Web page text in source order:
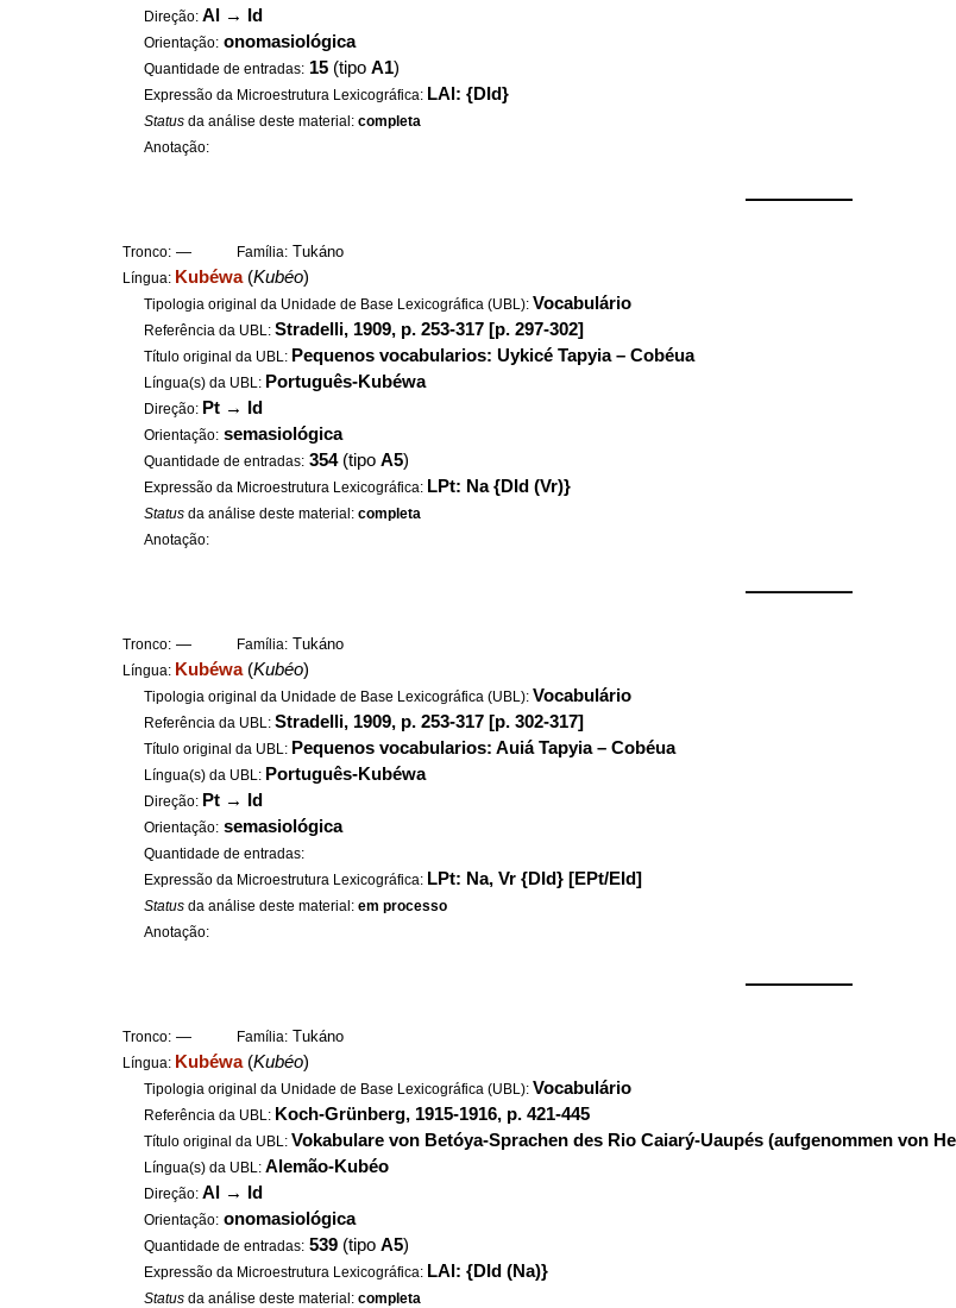
Direção:Al → Id
Orientação: onomasiológica
Quantidade de entradas: 15 (tipoA1)
Expressão da Microestrutura Lexicográfica: LAl: {DId}
Status da análise deste material:completa
Anotação:
——————
Tronco:— Família:Tukáno
Língua: Kubéwa(Kubéo)
Tipologia original da Unidade de Base Lexicográfica (UBL): Vocabulário
Referência da UBL:Stradelli, 1909, p. 253-317 [p. 297-302]
Título original da UBL: Pequenos vocabularios: Uykicé Tapyia – Cobéua
Língua(s) da UBL: Português-Kubéwa
Direção: Pt → Id
Orientação: semasiológica
Quantidade de entradas: 354(tipoA5)
Expressão da Microestrutura Lexicográfica: LPt: Na {DId (Vr)}
Status da análise deste material:completa
Anotação:
——————
Tronco:— Família:Tukáno
Língua: Kubéwa(Kubéo)
Tipologia original da Unidade de Base Lexicográfica (UBL): Vocabulário
Referência da UBL:Stradelli, 1909, p. 253-317 [p. 302-317]
Título original da UBL: Pequenos vocabularios: Auiá Tapyia – Cobéua
Língua(s) da UBL: Português-Kubéwa
Direção: Pt → Id
Orientação: semasiológica
Quantidade de entradas:
Expressão da Microestrutura Lexicográfica: LPt: Na, Vr {DId} [EPt/EId]
Status da análise deste material:em processo
Anotação:
——————
Tronco:— Família:Tukáno
Língua: Kubéwa(Kubéo)
Tipologia original da Unidade de Base Lexicográfica (UBL): Vocabulário
Referência da UBL: Koch-Grünberg, 1915-1916, p. 421-445
Título original da UBL: Vokabulare von Betóya-Sprachen des Rio Caiarý-Uaupés (aufgenommen von
Língua(s) da UBL:Alemão-Kubéo
Direção:Al → Id
Orientação: onomasiológica
Quantidade de entradas: 539 (tipoA5)
Expressão da Microestrutura Lexicográfica: LAl: {DId (Na)}
Status da análise deste material:completa